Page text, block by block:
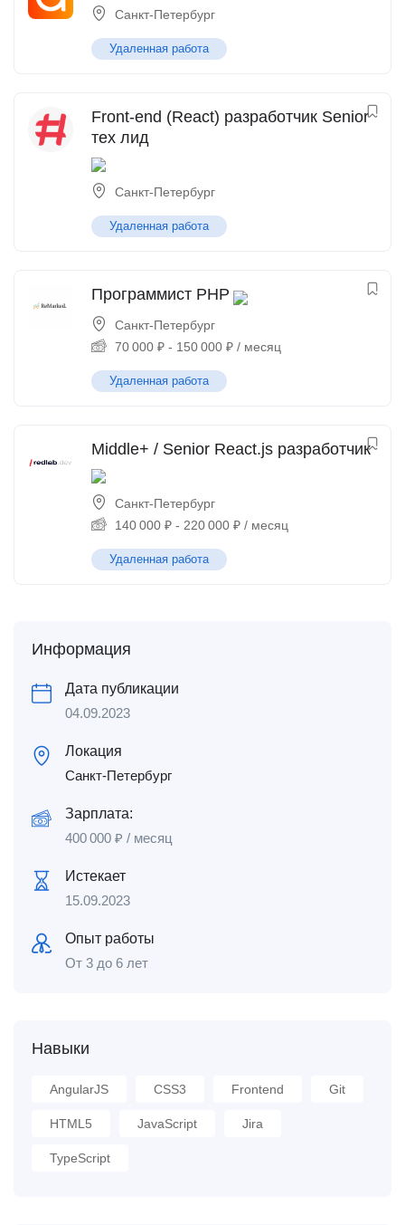
Санкт-Петербург
Удаленная работа
Front-end (React) разработчик Senior
тех лид
Санкт-Петербург
Удаленная работа
Программист PHP
Санкт-Петербург
70 000 ₽ - 150 000 ₽ / месяц
Удаленная работа
Middle+ / Senior React.js разработчик
Санкт-Петербург
140 000 ₽ - 220 000 ₽ / месяц
Удаленная работа
Информация
Дата публикации
04.09.2023
Локация
Санкт-Петербург
Зарплата:
400 000 ₽ / месяц
Истекает
15.09.2023
Опыт работы
От 3 до 6 лет
Навыки
AngularJS CSS3 Frontend Git
HTML5 JavaScript Jira
TypeScript